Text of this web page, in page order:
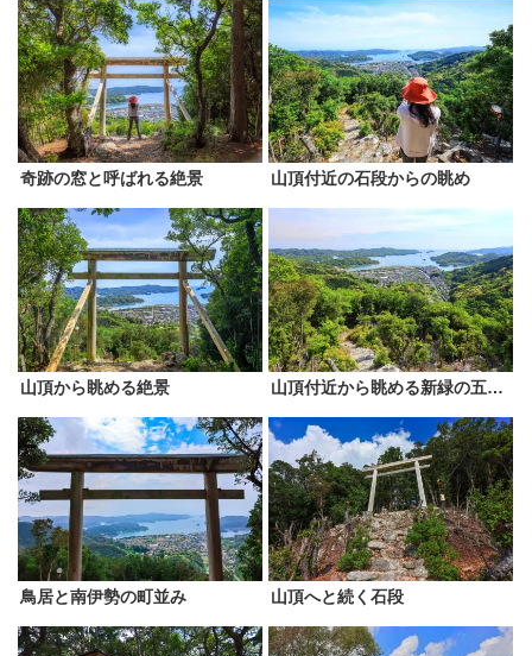
奇跡の窓と呼ばれる絶景 山頂付近の石段からの眺め
山頂から眺める絶景 山頂付近から眺める新緑の五ヶ所浦
鳥居と南伊勢の町並み 山頂へと続く石段